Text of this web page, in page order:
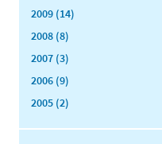
2009 (14)
2008 (8)
2007 (3)
2006 (9)
2005 (2)